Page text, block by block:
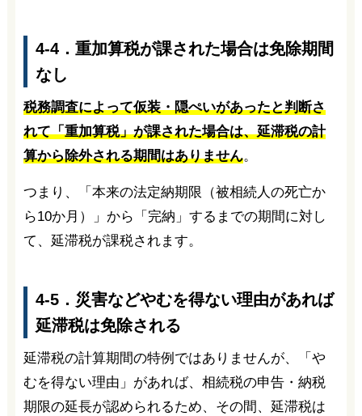
4-4．重加算税が課された場合は免除期間
なし
税務調査によって仮装・隠ぺいがあったと判断さ
れて「重加算税」が課された場合は、延滞税の計
算から除外される期間はありません。
つまり、「本来の法定納期限（被相続人の死亡か
ら10か月）」から「完納」するまでの期間に対し
て、延滞税が課税されます。
4-5．災害などやむを得ない理由があれば
延滞税は免除される
延滞税の計算期間の特例ではありませんが、「や
むを得ない理由」があれば、相続税の申告・納税
期限の延長が認められるため、その間、延滞税は